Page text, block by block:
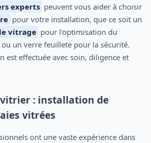
experts peuvent vous aider à choisir
pour votre installation, que ce soit un
vitrage pour l'optimisation du
un verre feuillete pour la sécurité.
est effectuée avec soin, diligence et
: installation de
vitrées